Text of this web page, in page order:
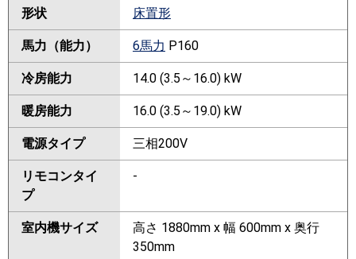
形状 床置形
馬力（能力） 6馬力 P160
冷房能力 14.0 (3.5～16.0) kW
暖房能力 16.0 (3.5～19.0) kW
電源タイプ 三相200V
リモコンタイ
プ
-
室内機サイズ
高さ 1880mm x 幅 600mm x 奥行
350mm